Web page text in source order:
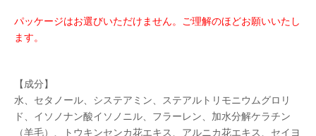
パッケージはお選びいただけません。ご理解のほどお願いいたし
ます。
【成分】
水、セタノール、システアミン、ステアルトリモニウムグロリ
ド、イソノナン酸イソノニル、フラーレン、加水分解ケラチン
（羊毛）、トウキンセンカ花エキス、アルニカ花エキス、セイヨ